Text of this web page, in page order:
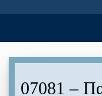
07081 –